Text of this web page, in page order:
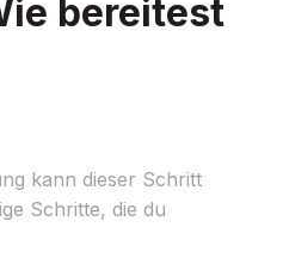
bereitest
kann dieser Schritt
Schritte, die du